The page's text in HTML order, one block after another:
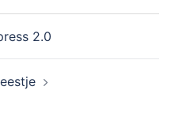
2.0